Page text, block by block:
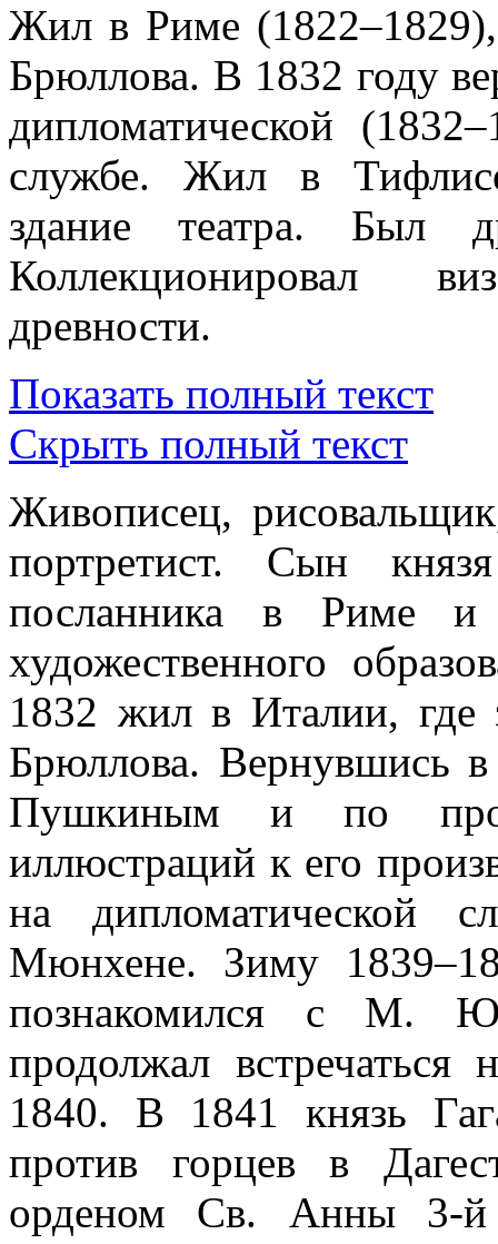
Жил в Риме
Брюллова. В 1832 году
дипломатической
службе. Жил в
здание театра. Был
Коллекционировал
древности.
Показать полный текст
Скрыть полный текст
Живописец,
портретист. Сын
посланника в Риме и
художественного
1832 жил в Италии,
Брюллова. Вернувшись
Пушкиным и по
иллюстраций к его
на дипломатической
Мюнхене. Зиму
познакомился с М.
продолжал встречаться
1840. В 1841 князь
против горцев в
орденом Св. Анны 3-